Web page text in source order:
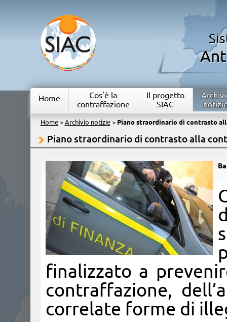
Home
Cos'è la
contraffazione
Il progetto
SIAC
Home> Archivio notizie> Piano straordinario di contrasto
Piano straordinario di contrasto alla
finalizzato a
contraffazione,
correlate forme di